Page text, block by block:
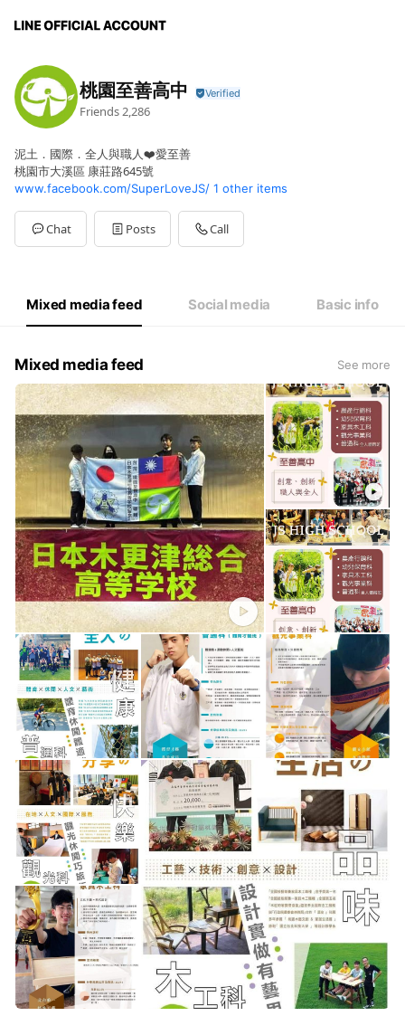
桃園至善高中
Friends 2,286
泥土．國際．全人與職人❤️愛至善
桃園市大溪區 康莊路645號
www.facebook.com/SuperLoveJS/ 1 other items
Chat Posts Call
Mixed media feed Social media Basic info
Mixed media feed See more